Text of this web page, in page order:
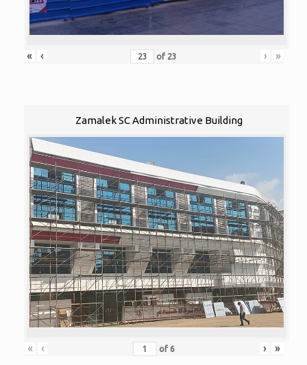
« ‹ of 23 › »
Zamalek SC Administrative Building
« ‹ of 6 › »